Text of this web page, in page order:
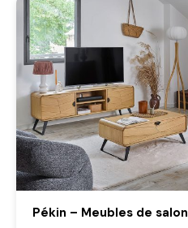
Pékin – Meubles de salon